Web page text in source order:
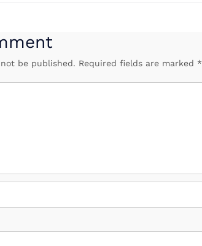
be published. Required fields are marked *